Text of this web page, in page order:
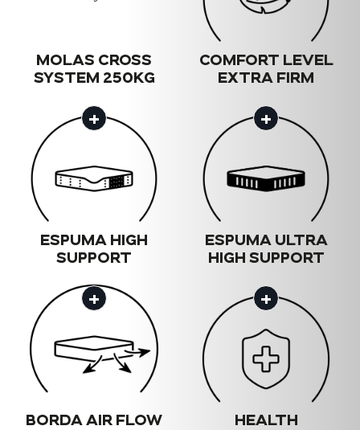
MOLAS CROSS
SYSTEM 250KG
COMFORT LEVEL
EXTRA FIRM
+
ESPUMA HIGH
SUPPORT
+
ESPUMA ULTRA
HIGH SUPPORT
+
BORDA AIR FLOW
+
HEALTH